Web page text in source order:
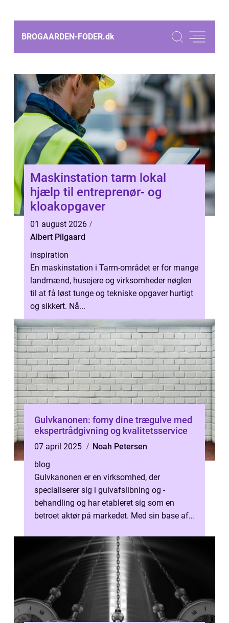
BROGAARDEN-FODER.dk
Maskinstation tarm lokal
hjælp til entreprenør- og
kloakopgaver
01 august 2026
Albert Pilgaard
inspiration
En maskinstation i Tarm-området er for mange
landmænd, husejere og virksomheder nøglen
til at få løst tunge og tekniske opgaver hurtigt
og sikkert. Nå...
Gulvkanonen: forny dine trægulve med
ekspertrådgivning og kvalitetsservice
07 april 2025
Noah Petersen
blog
Gulvkanonen er en virksomhed, der
specialiserer sig i gulvafslibning og -
behandling og har etableret sig som en
betroet aktør på markedet. Med sin base af